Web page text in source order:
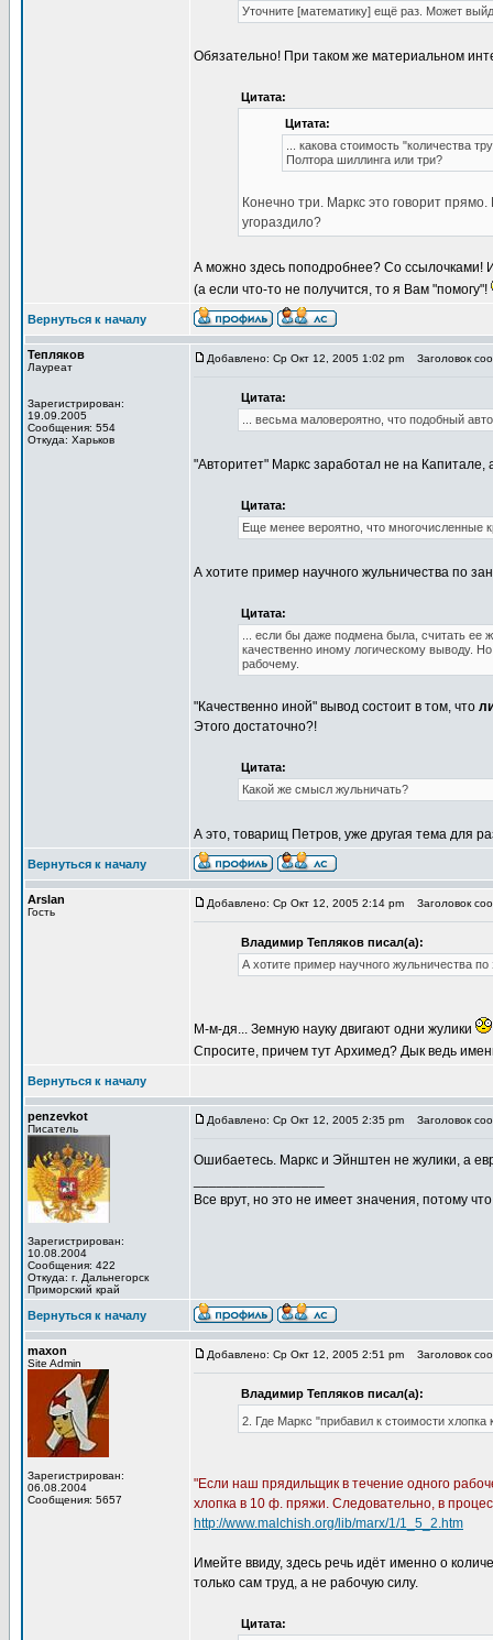
Уточните [математику] ещё раз. Может
Обязательно! При таком же материальном
Цитата:
Цитата:
... какова стоимость "количества
Полтора шиллинга или три?
Конечно три. Маркс это говорит
угораздило?
А можно здесь поподробнее? Со ссылочками!
(а если что-то не получится, то я Вам "помогу"!
Вернуться к началу
Тепляков
Лауреат
Зарегистрирован:
19.09.2005
Сообщения: 554
Откуда: Харьков
Добавлено: Ср Окт 12, 2005 1:02 pm Заголовок
Цитата:
... весьма маловероятно, что подобный
"Авторитет" Маркс заработал не на
Цитата:
Еще менее вероятно, что многочисленные
А хотите пример научного жульничества по
Цитата:
... если бы даже подмена была, считать ее
качественно иному логическому выводу.
рабочему.
"Качественно иной" вывод состоит в том, что
Этого достаточно?!
Цитата:
Какой же смысл жульничать?
А это, товарищ Петров, уже другая тема для
Вернуться к началу
Arslan
Гость
Добавлено: Ср Окт 12, 2005 2:14 pm Заголовок
Владимир Тепляков писал(а):
А хотите пример научного жульничества
М-м-дя... Земную науку двигают одни жулики
Спросите, причем тут Архимед? Дык ведь
Вернуться к началу
penzevkot
Писатель
Зарегистрирован:
10.08.2004
Сообщения: 422
Откуда: г. Дальнегорск
Приморский край
Добавлено: Ср Окт 12, 2005 2:35 pm Заголовок
Ошибаетесь. Маркс и Эйнштен не жулики, а
Все врут, но это не имеет значения, потому
Вернуться к началу
maxon
Site Admin
Зарегистрирован:
06.08.2004
Сообщения: 5657
Добавлено: Ср Окт 12, 2005 2:51 pm Заголовок
Владимир Тепляков писал(а):
2. Где Маркс "прибавил к стоимости хлопка
"Если наш прядильщик в течение одного
хлопка в 10 ф. пряжи. Следо­вательно, в
http://www.malchish.org/lib/marx/1/1_5_2.htm
Имейте ввиду, здесь речь идёт именно о
только сам труд, а не рабочую силу.
Цитата: